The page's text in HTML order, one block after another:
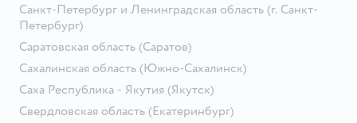
Санкт-Петербург и Ленинградская область (г. Санкт-
Петербург)
Саратовская область (Саратов)
Сахалинская область (Южно-Сахалинск)
Саха Республика - Якутия (Якутск)
Свердловская область (Екатеринбург)